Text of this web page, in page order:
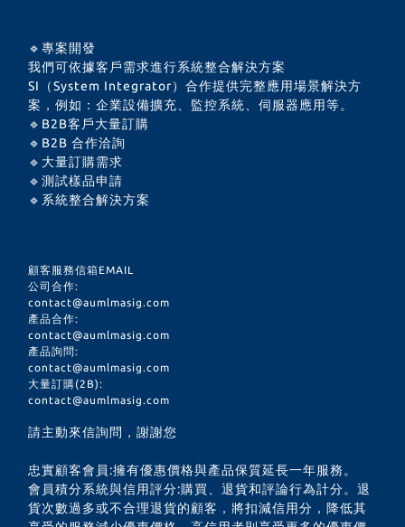
🔹專案開發
我們可依據客戶需求進行系統整合解決方案
SI（System Integrator）合作提供完整應用場景解決方
案，例如：企業設備擴充、監控系統、伺服器應用等。
🔹B2B客戶大量訂購
🔹B2B 合作洽詢
🔹大量訂購需求
🔹測試樣品申請
🔹系統整合解決方案
顧客服務信箱EMAIL
公司合作:
contact@aumlmasig.com
產品合作:
contact@aumlmasig.com
產品詢問:
contact@aumlmasig.com
大量訂購(2B):
contact@aumlmasig.com
請主動來信詢問，謝謝您
忠實顧客會員:擁有優惠價格與產品保質延長一年服務。
會員積分系統與信用評分:購買、退貨和評論行為計分。退
貨次數過多或不合理退貨的顧客，將扣減信用分，降低其